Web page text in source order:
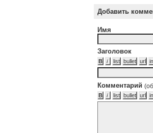
Добавить
Имя
Заголовок
Комментарий